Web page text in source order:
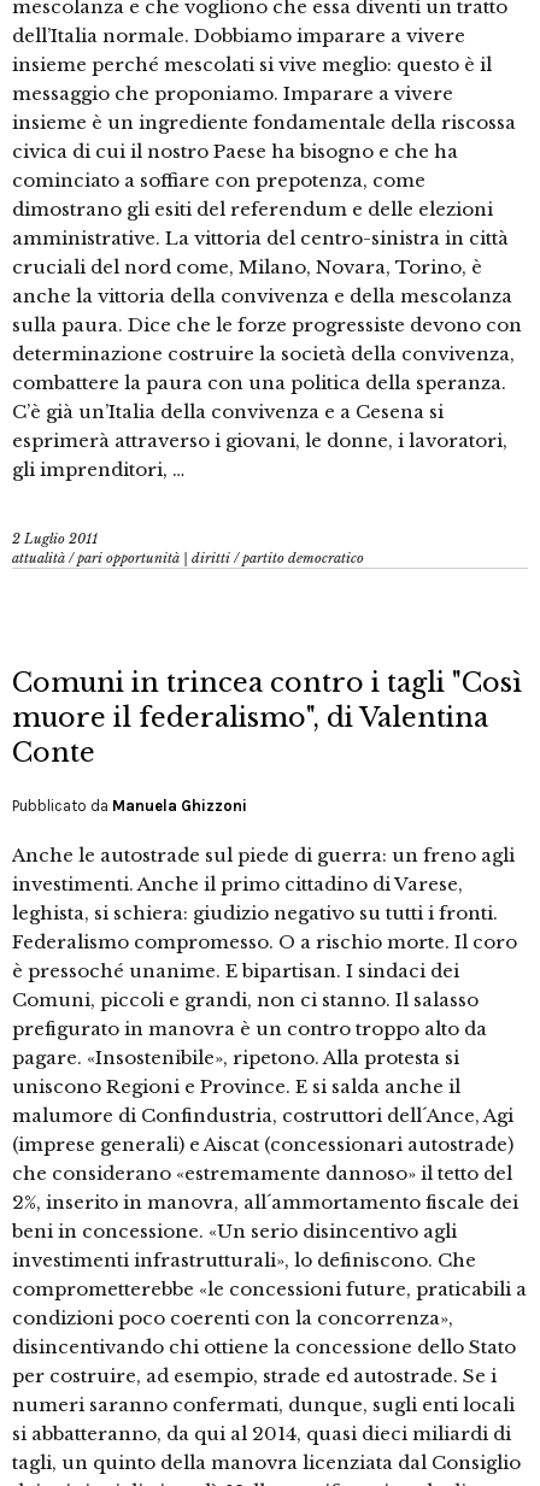
mescolanza e che vogliono che essa diventi un tratto
dell’Italia normale. Dobbiamo imparare a vivere
insieme perché mescolati si vive meglio: questo è il
messaggio che proponiamo. Imparare a vivere
insieme è un ingrediente fondamentale della riscossa
civica di cui il nostro Paese ha bisogno e che ha
cominciato a soffiare con prepotenza, come
dimostrano gli esiti del referendum e delle elezioni
amministrative. La vittoria del centro-sinistra in città
cruciali del nord come, Milano, Novara, Torino, è
anche la vittoria della convivenza e della mescolanza
sulla paura. Dice che le forze progressiste devono con
determinazione costruire la società della convivenza,
combattere la paura con una politica della speranza.
C’è già un’Italia della convivenza e a Cesena si
esprimerà attraverso i giovani, le donne, i lavoratori,
gli imprenditori, …
2 Luglio 2011
attualità /pari opportunità | diritti /partito democratico
Comuni in trincea contro i tagli "Così
muore il federalismo", di Valentina
Conte
Pubblicato da Manuela Ghizzoni
Anche le autostrade sul piede di guerra: un freno agli
investimenti. Anche il primo cittadino di Varese,
leghista, si schiera: giudizio negativo su tutti i fronti.
Federalismo compromesso. O a rischio morte. Il coro
è pressoché unanime. E bipartisan. I sindaci dei
Comuni, piccoli e grandi, non ci stanno. Il salasso
prefigurato in manovra è un contro troppo alto da
pagare. «Insostenibile», ripetono. Alla protesta si
uniscono Regioni e Province. E si salda anche il
malumore di Confindustria, costruttori dell´Ance, Agi
(imprese generali) e Aiscat (concessionari autostrade)
che considerano «estremamente dannoso» il tetto del
2%, inserito in manovra, all´ammortamento fiscale dei
beni in concessione. «Un serio disincentivo agli
investimenti infrastrutturali», lo definiscono. Che
comprometterebbe «le concessioni future, praticabili a
condizioni poco coerenti con la concorrenza»,
disincentivando chi ottiene la concessione dello Stato
per costruire, ad esempio, strade ed autostrade. Se i
numeri saranno confermati, dunque, sugli enti locali
si abbatteranno, da qui al 2014, quasi dieci miliardi di
tagli, un quinto della manovra licenziata dal Consiglio